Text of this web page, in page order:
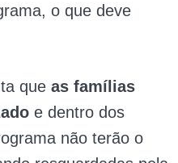
o que deve
que as famílias
e dentro dos
não terão o